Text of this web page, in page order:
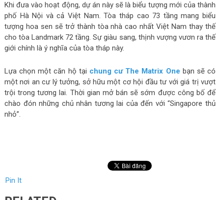
Khi đưa vào hoạt động, dự án này sẽ là biểu tượng mới của thành
phố Hà Nội và cả Việt Nam. Tòa tháp cao 73 tầng mang biểu
tượng hoa sen sẽ trở thành tòa nhà cao nhất Việt Nam thay thế
cho tòa Landmark 72 tầng. Sự giàu sang, thịnh vượng vươn ra thế
giới chính là ý nghĩa của tòa tháp này.
Lựa chọn một căn hộ tại chung cư The Matrix One bạn sẽ có
một nơi an cư lý tưởng, sở hữu một cơ hội đầu tư với giá trị vượt
trội trong tương lai. Thời gian mở bán sẽ sớm được công bố để
chào đón những chủ nhân tương lai của đến với “Singapore thủ
nhỏ”.
Pin It